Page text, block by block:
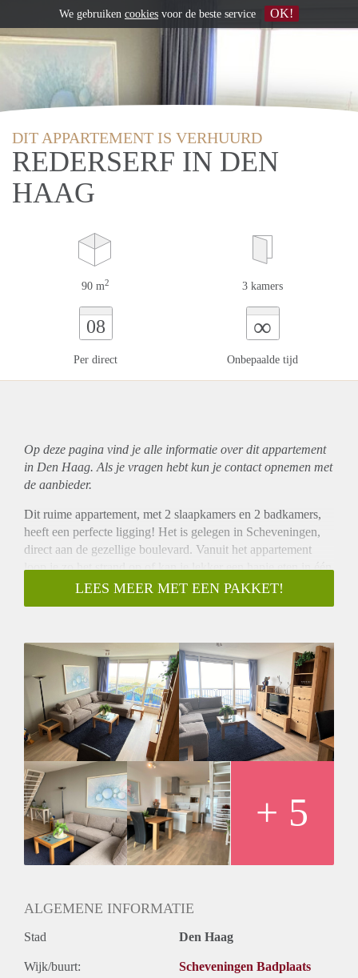
DIT APPARTEMENT IS VERHUURD
REDERSERF IN DEN
HAAG
90 m2 3 kamers
08
Per direct
∞
Onbepaalde tijd
Op deze pagina vind je alle informatie over ditappartement
in Den Haag. Als je vragen hebt kun je contact opnemen met
de aanbieder.
Dit ruime appartement, met 2 slaapkamers en 2 badkamers,
heeft een perfecte ligging! Het is gelegen in Scheveningen,
direct aan de gezellige boulevard. Vanuit het appartement
loop je zo het strand op of kan je lekker een hapje eten in één
van de talloze gezellige restaurants of strandtenten. Ook
openbaar vervoer, winkels, scholen en parken zijn allen in de
een parkeerplaats erbij te huren.
LEES MEER MET EEN PAKKET!
+ 5
ALGEMENE INFORMATIE
Stad Den Haag
Wijk/buurt: Scheveningen Badplaats
We gebruiken cookies voor de beste service OK!